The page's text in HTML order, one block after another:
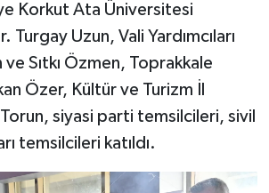
Korkut Ata Üniversitesi
Turgay Uzun, Vali Yardımcıları
ve Sıtkı Özmen, Toprakkale
Özer, Kültür ve Turizm İl
siyasi parti temsilcileri, sivil
temsilcileri katıldı.